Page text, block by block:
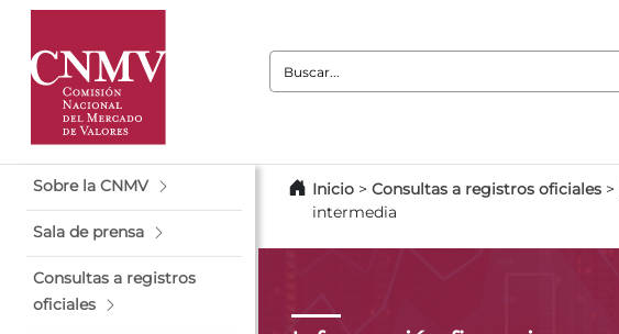
Buscar:
Sobre la CNMV
Sala de prensa
Consultas a registros
oficiales
Inicio > Consultas a registros oficiales >
intermedia